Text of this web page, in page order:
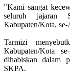
"Kami sangat
seluruh jajaran
Kabupaten/Kota,
Tarmizi
Kabupaten/Kota
dihabiskan dalam
SKPA.